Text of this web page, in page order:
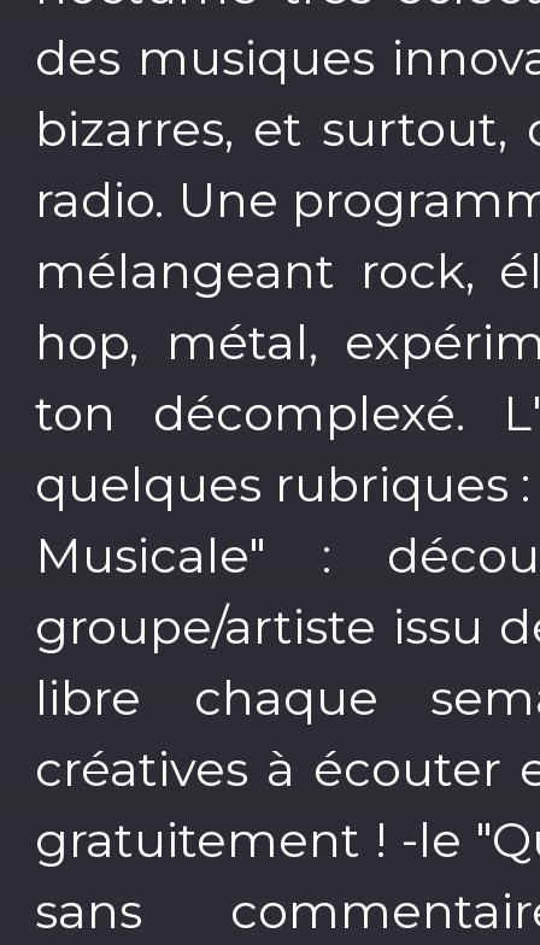
des musiques
bizarres, et
radio. Une
mélangeant rock,
hop, métal,
ton décomplexé.
quelques rubriques
Musicale" :
groupe/artiste issu
libre chaque
créatives à écouter
gratuitement ! -le
sans